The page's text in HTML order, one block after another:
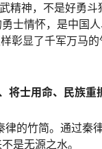
精神，不是好勇
士情怀，是中国
彰显了千军万马
将士用命、民族
的竹简。通过秦
是无源之水。